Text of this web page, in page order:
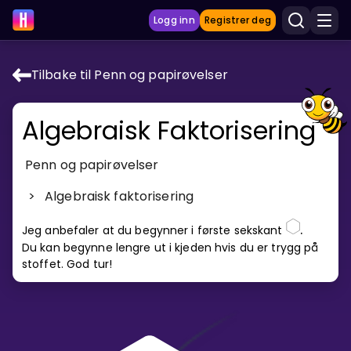
Logg inn Registrer deg
Læreplan
Privatundervisning
SPILL
Gangetabellen
Tilbake til Penn og papirøvelser
Algebraisk Faktorisering
Penn og papirøvelser
>
Algebraisk faktorisering
Jeg anbefaler at du begynner i første sekskant .
Du kan begynne lengre ut i kjeden hvis du er trygg på
stoffet. God tur!